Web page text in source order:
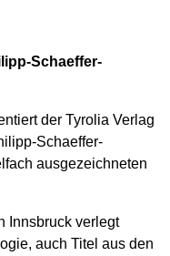
Schaeffer-
der Tyrolia Verlag
Schaeffer-
ausgezeichneten
Innsbruck verlegt
auch Titel aus den